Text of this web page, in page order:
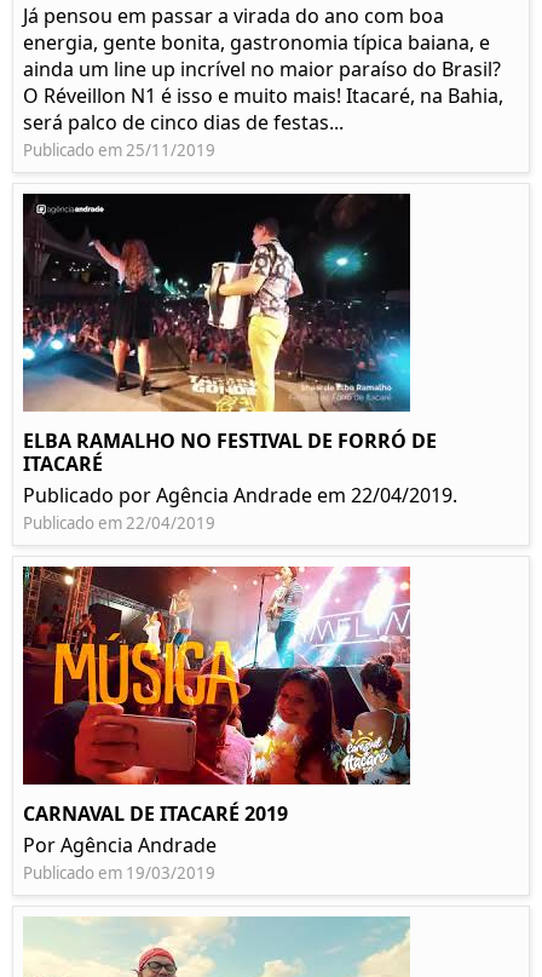
Já pensou em passar a virada do ano com boa
energia, gente bonita, gastronomia típica baiana, e
ainda um line up incrível no maior paraíso do Brasil?
O Réveillon N1 é isso e muito mais! Itacaré, na Bahia,
será palco de cinco dias de festas...
Publicado em 25/11/2019
ELBA RAMALHO NO FESTIVAL DE FORRÓ DE
ITACARÉ
Publicado por Agência Andrade em 22/04/2019.
Publicado em 22/04/2019
CARNAVAL DE ITACARÉ 2019
Por Agência Andrade
Publicado em 19/03/2019